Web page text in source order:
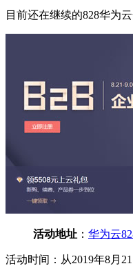
目前还在继续的828华为
活动地址 ： 华为云
活动时间：从2019年8月21